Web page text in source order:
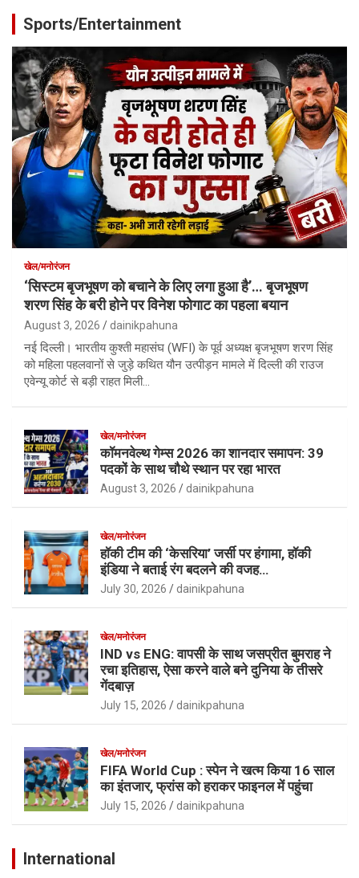
Sports/Entertainment
खेल/मनोरंजन
‘सिस्टम बृजभूषण को बचाने के लिए लगा हुआ है’… बृजभूषण
शरण सिंह के बरी होने पर विनेश फोगाट का पहला बयान
August 3, 2026 dainikpahuna
नई दिल्ली। भारतीय कुश्ती महासंघ (WFI) के पूर्व अध्यक्ष बृजभूषण शरण सिंह
को महिला पहलवानों से जुड़े कथित यौन उत्पीड़न मामले में दिल्ली की राउज
एवेन्यू कोर्ट से बड़ी राहत मिली…
खेल/मनोरंजन
कॉमनवेल्थ गेम्स 2026 का शानदार समापन: 39
पदकों के साथ चौथे स्थान पर रहा भारत
August 3, 2026 dainikpahuna
खेल/मनोरंजन
हॉकी टीम की ‘केसरिया’ जर्सी पर हंगामा, हॉकी
इंडिया ने बताई रंग बदलने की वजह…
July 30, 2026 dainikpahuna
खेल/मनोरंजन
IND vs ENG: वापसी के साथ जसप्रीत बुमराह ने
रचा इतिहास, ऐसा करने वाले बने दुनिया के तीसरे
गेंदबाज़
July 15, 2026 dainikpahuna
खेल/मनोरंजन
FIFA World Cup : स्पेन ने खत्म किया 16 साल
का इंतजार, फ्रांस को हराकर फाइनल में पहुंचा
July 15, 2026 dainikpahuna
International